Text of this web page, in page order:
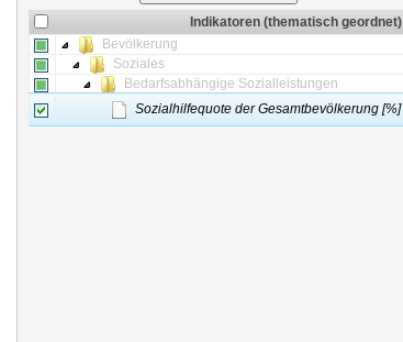
Indikatoren (thematisch geordnet)
Bevölkerung
Soziales
Bedarfsabhängige Sozialleistungen
Sozialhilfequote der Gesamtbevölkerung [%]